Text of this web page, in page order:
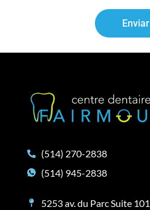
Enviar
(514) 270-2838
(514) 945-2838
5253 av. du Parc Suite 101,